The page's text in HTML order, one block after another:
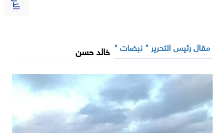
مقال رئيس التحرير " نبضات " خالد حسن